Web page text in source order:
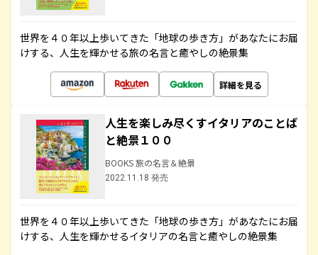
世界を４０年以上歩いてきた「地球の歩き方」があなたにお届
けする、人生を輝かせる旅の名言と癒やしの絶景集
詳細を見る
人生を楽しみ尽くすイタリアのことば
と絶景１００
BOOKS 旅の名言＆絶景
2022.11.18 発売
世界を４０年以上歩いてきた「地球の歩き方」があなたにお届
けする、人生を輝かせるイタリアの名言と癒やしの絶景集